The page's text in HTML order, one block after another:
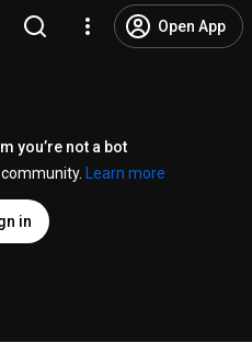
Open App
you’re not a bot
Learn more
in